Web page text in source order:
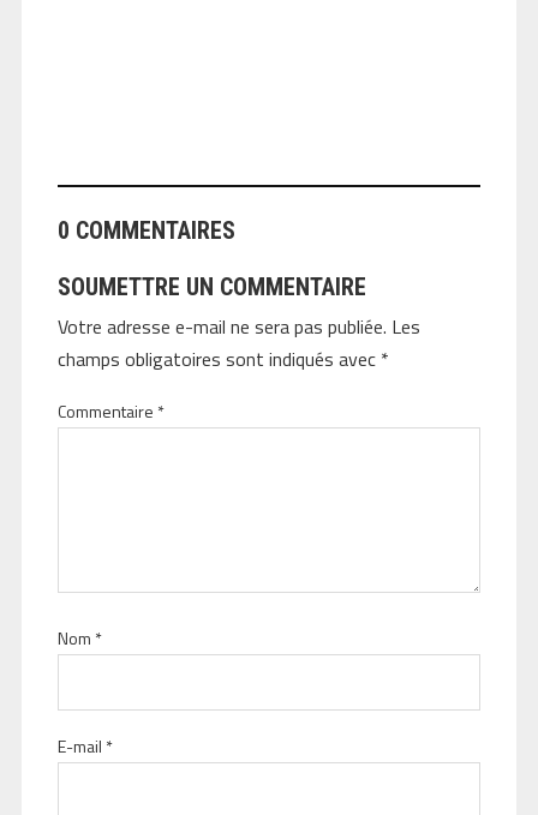
0 COMMENTAIRES
SOUMETTRE UN COMMENTAIRE
Votre adresse e-mail ne sera pas publiée. Les
champs obligatoires sont indiqués avec *
Commentaire *
Nom *
E-mail *